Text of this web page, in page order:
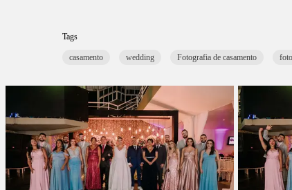
Tags
casamento wedding Fotografia de casamento